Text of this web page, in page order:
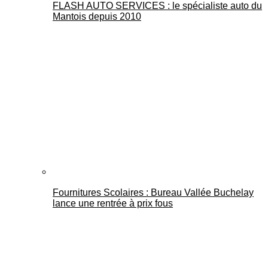
FLASH AUTO SERVICES : le spécialiste auto du
Mantois depuis 2010
Fournitures Scolaires : Bureau Vallée Buchelay
lance une rentrée à prix fous